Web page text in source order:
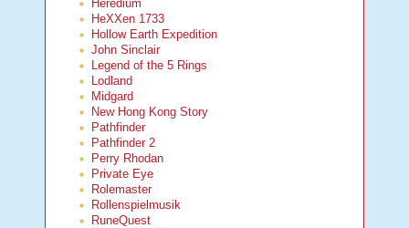
Heredium
HeXXen 1733
Hollow Earth Expedition
John Sinclair
Legend of the 5 Rings
Lodland
Midgard
New Hong Kong Story
Pathfinder
Pathfinder 2
Perry Rhodan
Private Eye
Rolemaster
Rollenspielmusik
RuneQuest